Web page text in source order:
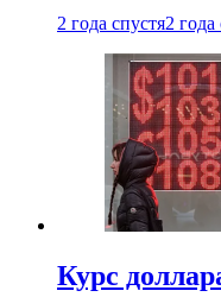
2 года спустя2 года
Курс